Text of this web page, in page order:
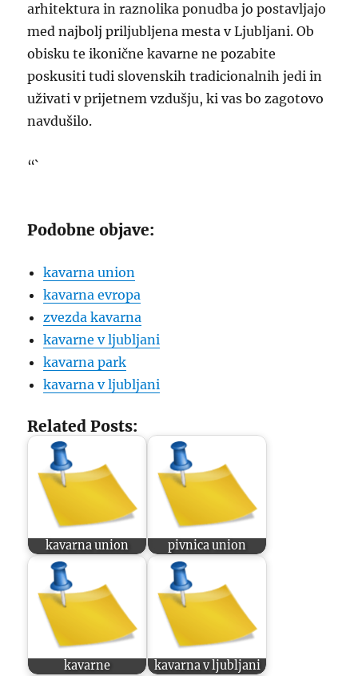
arhitektura in raznolika ponudba jo postavljajo
med najbolj priljubljena mesta v Ljubljani. Ob
obisku te ikonične kavarne ne pozabite
poskusiti tudi slovenskih tradicionalnih jedi in
uživati v prijetnem vzdušju, ki vas bo zagotovo
navdušilo.
“`
Podobne objave:
kavarna union
kavarna evropa
zvezda kavarna
kavarne v ljubljani
kavarna park
kavarna v ljubljani
Related Posts:
kavarna union pivnica union
kavarne kavarna v ljubljani